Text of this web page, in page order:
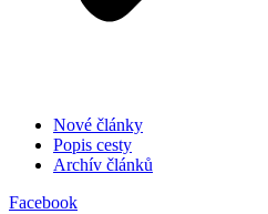
Nové články
Popis cesty
Archív článků
Facebook